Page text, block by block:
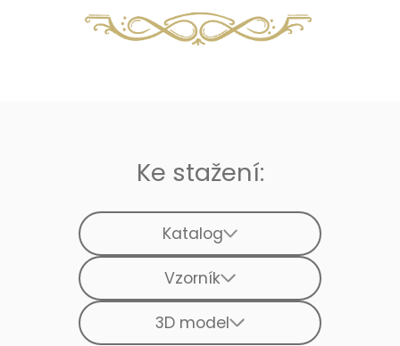
Ke stažení:
Katalog
Vzorník
3D model